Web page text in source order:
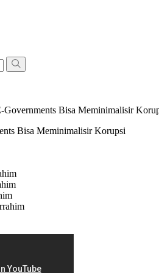
Bisa Meminimalisir
Bisa Meminimalisir Korupsi